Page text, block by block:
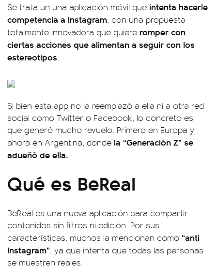
Se trata un una aplicación móvil que intenta hacerle
competencia a Instagram, con una propuesta
totalmente innovadora que quiere romper con
ciertas acciones que alimentan a seguir con los
estereotipos.
Si bien esta app no la reemplazó a ella ni a otra red
social como Twitter o Facebook, lo concreto es
que generó mucho revuelo. Primero en Europa y
ahora en Argentina, donde la “Generación Z” se
adueñó de ella.
Qué es BeReal
BeReal es una nueva aplicación para compartir
contenidos sin filtros ni edición. Por sus
características, muchos la mencionan como “anti
Instagram”, ya que intenta que todas las personas
se muestren reales.